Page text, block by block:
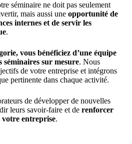
séminaire ne doit pas seulement
mais aussi une opportunité de
internes et de servir les
.
vous bénéficiez d’une équipe
séminaires sur mesure. Nous
de votre entreprise et intégrons
pertinente dans chaque activité.
de développer de nouvelles
leurs savoir-faire et de renforcer
votre entreprise.